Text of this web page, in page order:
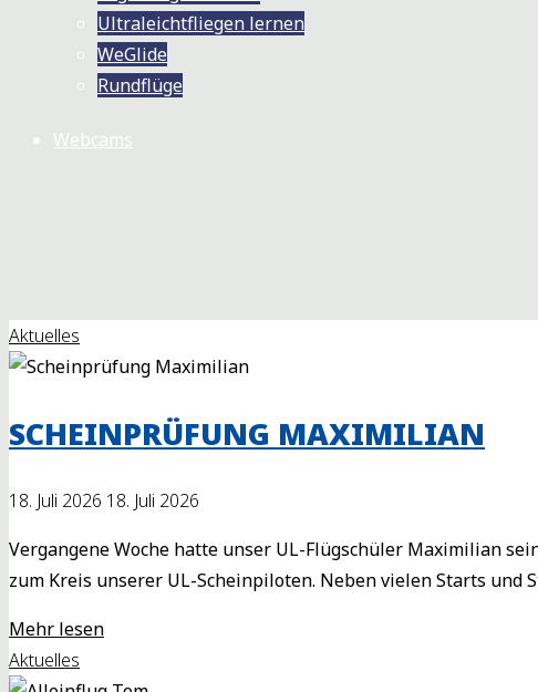
Ultraleichtfliegen lernen
WeGlide
Rundflüge
Webcams
Aktuelles
SCHEINPRÜFUNG MAXIMILIAN
18. Juli 2026 18. Juli 2026
Vergangene Woche hatte unser UL-Flügschüler Maximilian
zum Kreis unserer UL-Scheinpiloten. Neben vielen Starts und
Mehr lesen"Scheinprüfung
Aktuelles